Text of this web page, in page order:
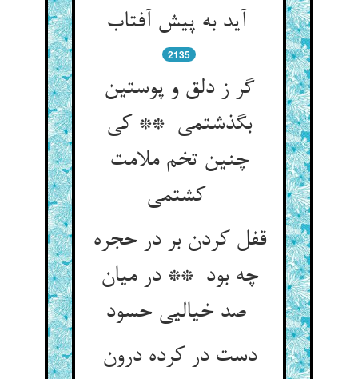
2135
گر ز دلق و پوستین
بگذشتمی ** کی
چنین تخم ملامت
قفل کردن بر در حجره
چه بود ** در میان
دست در کرده درون